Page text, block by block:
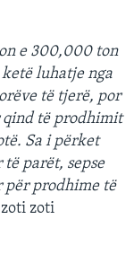
e 300,000 ton
luhatje nga
të tjerë, por
qind të prodhimit
Sa i përket
të parët, sepse
për prodhime të
zoti